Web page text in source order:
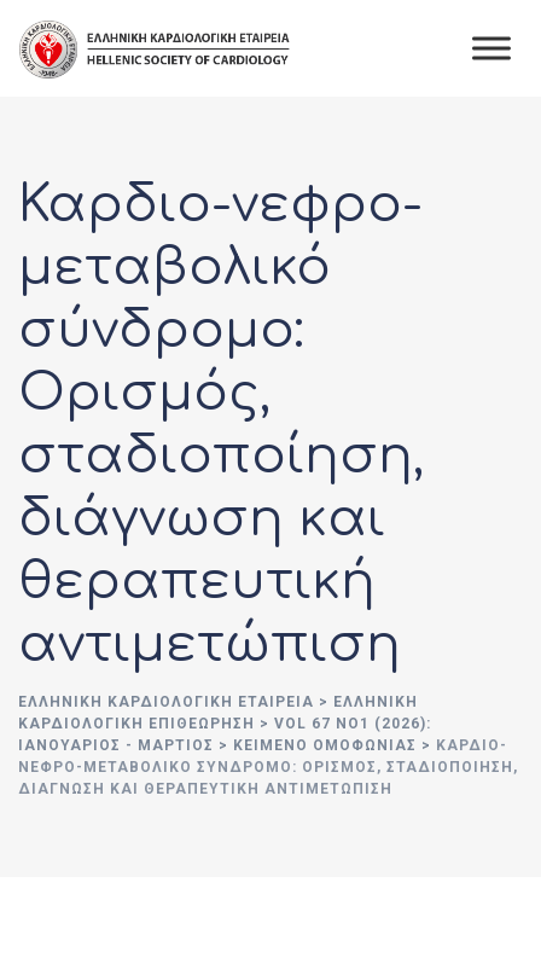
content
Καρδιο-νεφρο-
μεταβολικό
σύνδρομο:
Ορισμός,
σταδιοποίηση,
διάγνωση και
θεραπευτική
αντιμετώπιση
ΕΛΛΗΝΙΚΉ ΚΑΡΔΙΟΛΟΓΙΚΉ ΕΤΑΙΡΕΊΑ > ΕΛΛΗΝΙΚΗ
ΚΑΡΔΙΟΛΟΓΙΚΗ ΕΠΙΘΕΩΡΗΣΗ > VOL 67 ΝΟ1 (2026):
ΙΑΝΟΥΆΡΙΟΣ - ΜΆΡΤΙΟΣ > ΚΕΙΜΕΝΟ ΟΜΟΦΩΝΙΑΣ > ΚΑΡΔΙΟ-
ΝΕΦΡΟ-ΜΕΤΑΒΟΛΙΚΌ ΣΎΝΔΡΟΜΟ: ΟΡΙΣΜΌΣ, ΣΤΑΔΙΟΠΟΊΗΣΗ,
ΔΙΆΓΝΩΣΗ ΚΑΙ ΘΕΡΑΠΕΥΤΙΚΉ ΑΝΤΙΜΕΤΏΠΙΣΗ